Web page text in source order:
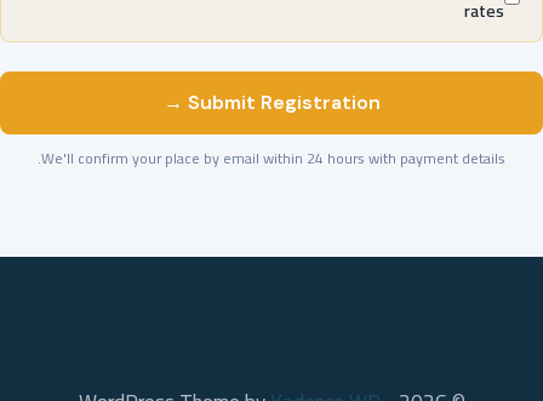
rates
Submit Registration →
We'll confirm your place by email within 24 hours with payment details.